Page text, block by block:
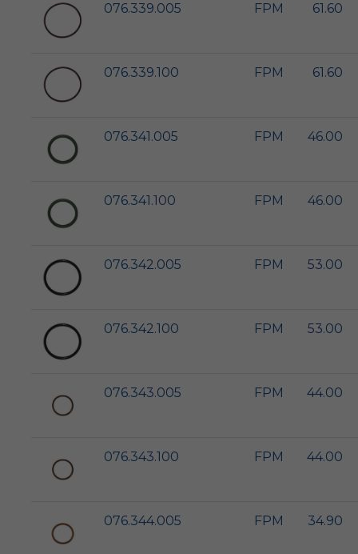
076.339.005 FPM 61.60
076.339.100 FPM 61.60
076.341.005 FPM 46.00
076.341.100 FPM 46.00
076.342.005 FPM 53.00
076.342.100 FPM 53.00
076.343.005 FPM 44.00
076.343.100 FPM 44.00
076.344.005 FPM 34.90